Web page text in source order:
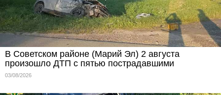
В Советском районе (Марий Эл) 2 августа
произошло ДТП с пятью пострадавшими
03/08/2026